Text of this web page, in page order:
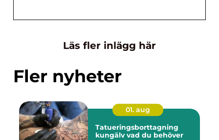
Läs fler inlägg här
Fler nyheter
01. aug
Tatueringsborttagning
kungälv vad du behöver